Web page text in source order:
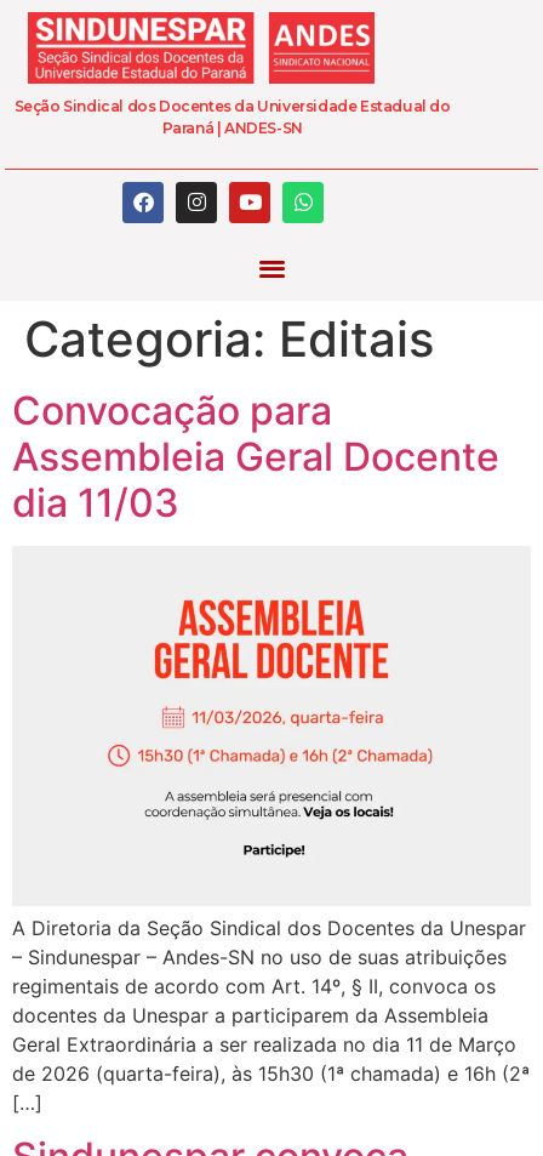
Seção Sindical dos Docentes da Universidade Estadual do
Paraná | ANDES-SN
Categoria: Editais
Convocação para
Assembleia Geral Docente
dia 11/03
A Diretoria da Seção Sindical dos Docentes da Unespar
– Sindunespar – Andes-SN no uso de suas atribuições
regimentais de acordo com Art. 14º, § II, convoca os
docentes da Unespar a participarem da Assembleia
Geral Extraordinária a ser realizada no dia 11 de Março
de 2026 (quarta-feira), às 15h30 (1ª chamada) e 16h (2ª
[…]